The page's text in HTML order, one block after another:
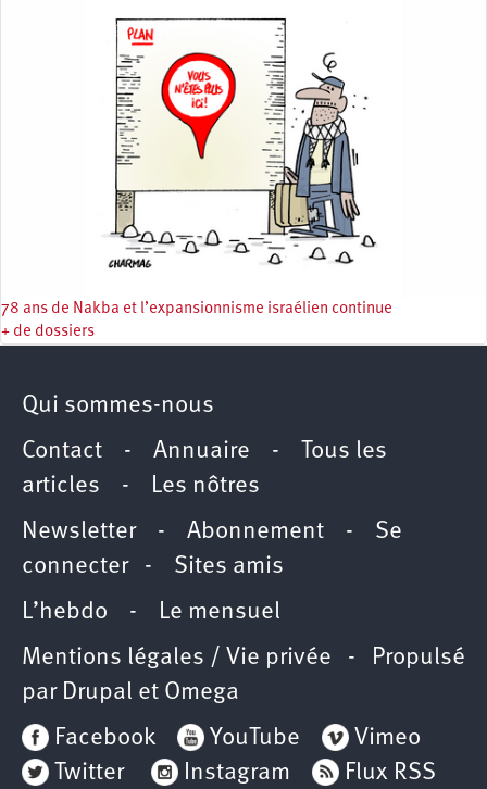
78 ans de Nakba et l’expansionnisme israélien continue
+ de dossiers
Qui sommes-nous
Contact - Annuaire -
Tous les
articles - Les nôtres
Newsletter- Abonnement - Se
connecter- Sites amis
L’hebdo - Le mensuel
Mentions légales / Vie privée - Propulsé
par Drupal et Omega
Facebook
YouTube
Vimeo
Twitter
Instagram Flux RSS